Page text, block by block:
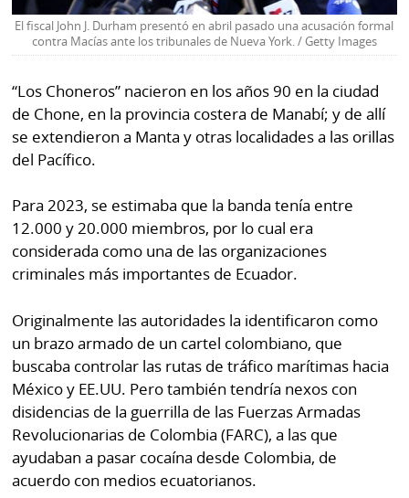
El fiscal John J. Durham presentó en abril pasado una acusación formal
contra Macías ante los tribunales de Nueva York. / Getty Images
“Los Choneros” nacieron en los años 90 en la ciudad
de Chone, en la provincia costera de Manabí; y de allí
se extendieron a Manta y otras localidades a las orillas
del Pacífico.
Para 2023, se estimaba que la banda tenía entre
12.000 y 20.000 miembros, por lo cual era
considerada como una de las organizaciones
criminales más importantes de Ecuador.
Originalmente las autoridades la identificaron como
un brazo armado de un cartel colombiano, que
buscaba controlar las rutas de tráfico marítimas hacia
México y EE.UU. Pero también tendría nexos con
disidencias de la guerrilla de las Fuerzas Armadas
Revolucionarias de Colombia (FARC), a las que
ayudaban a pasar cocaína desde Colombia, de
acuerdo con medios ecuatorianos.